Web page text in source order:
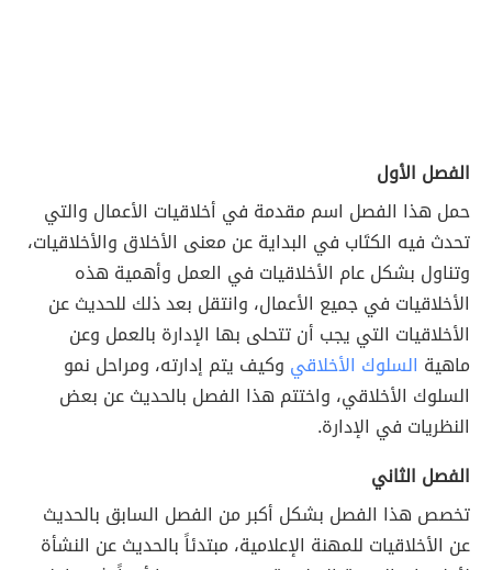
الفصل الأول
حمل هذا الفصل اسم مقدمة في أخلاقيات الأعمال والتي
تحدث فيه الكتَاب في البداية عن معنى الأخلاق والأخلاقيات،
وتناول بشكل عام الأخلاقيات في العمل وأهمية هذه
الأخلاقيات في جميع الأعمال، وانتقل بعد ذلك للحديث عن
الأخلاقيات التي يجب أن تتحلى بها الإدارة بالعمل وعن
ماهية السلوك الأخلاقي وكيف يتم إدارته، ومراحل نمو
السلوك الأخلاقي، واختتم هذا الفصل بالحديث عن بعض
النظريات في الإدارة.
الفصل الثاني
تخصص هذا الفصل بشكل أكبر من الفصل السابق بالحديث
عن الأخلاقيات للمهنة الإعلامية، مبتدئاً بالحديث عن النشأة